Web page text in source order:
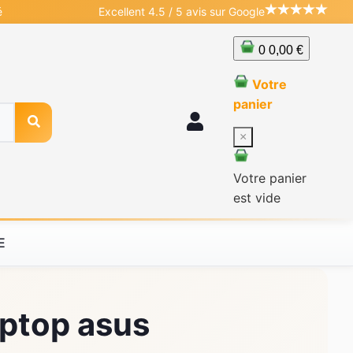
Excellent 4.5 / 5 avis sur Google
0 0,00 €
Votre
panier
×
Votre panier
est vide
asus